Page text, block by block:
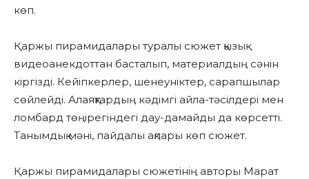
көп.
Қаржы пирамидалары туралы сюжет қызық
видеоанекдоттан басталып, материалдың сәнін
кіргізді. Кейіпкерлер, шенеуніктер, сарапшылар
сөйлейді. Алаяқтардың кәдімгі айла-тәсілдері мен
ломбард төңірегіндегі дау-дамайды да көрсетті.
Танымдық мәні, пайдалы ақпары көп сюжет.
Қаржы пирамидалары сюжетінің авторы Марат